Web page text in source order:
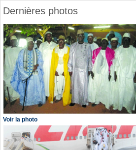
Dernières photos
Voir la photo